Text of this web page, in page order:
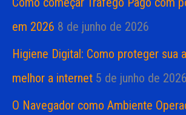
em 2026 8 de junho de 2026
Higiene Digital: Como proteger sua
melhor a internet 5 de junho de 2026
O Navegador como Ambiente